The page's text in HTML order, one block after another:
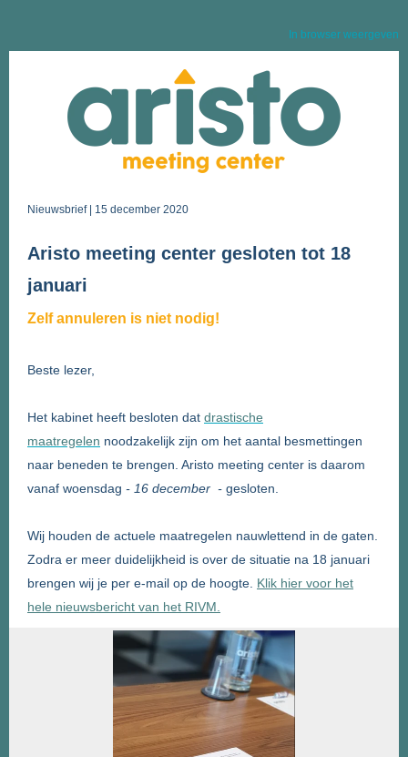
In browser weergeven
Nieuwsbrief | 15 december 2020
Aristo meeting center gesloten tot 18
januari
Zelf annuleren is niet nodig!
Beste lezer,
Het kabinet heeft besloten dat drastische
maatregelen noodzakelijk zijn om het aantal besmettingen
naar beneden te brengen. Aristo meeting center is daarom
vanaf woensdag - 16 december - gesloten.
Wij houden de actuele maatregelen nauwlettend in de gaten.
Zodra er meer duidelijkheid is over de situatie na 18 januari
brengen wij je per e-mail op de hoogte. Klik hier voor het
hele nieuwsbericht van het RIVM.